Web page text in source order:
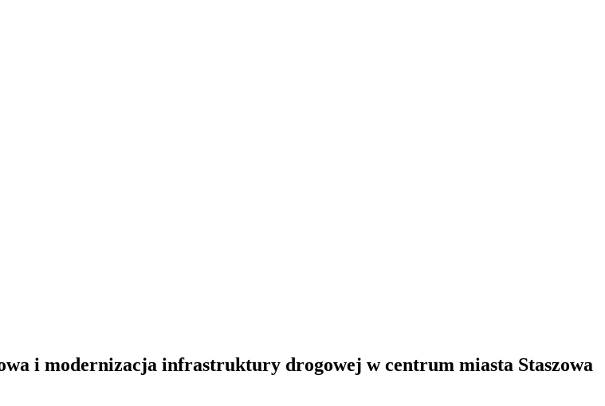
i modernizacja infrastruktury drogowej w centrum miasta Staszowa